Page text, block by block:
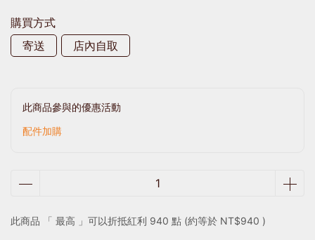
購買方式
寄送
店內自取
此商品參與的優惠活動
配件加購
此商品 「 最高 」可以折抵紅利 940 點 (約等於 NT$940 )